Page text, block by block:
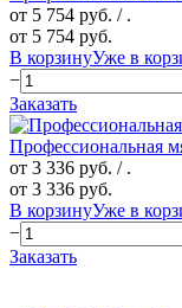
от 5 754 руб. / .
от 5 754 руб.
В корзинуУже в
−
Заказать
Профессиональная
от 3 336 руб. / .
от 3 336 руб.
В корзинуУже в
−
Заказать